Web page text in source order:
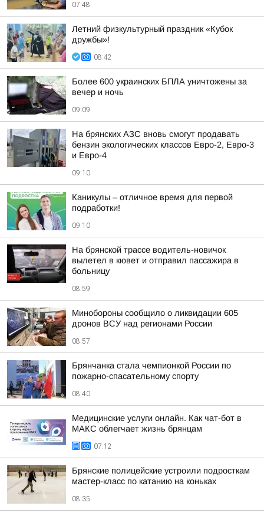
07:48
Летний физкультурный праздник «Кубок
дружбы»!
08:42
Более 600 украинских БПЛА уничтожены за
вечер и ночь
09:09
На брянских АЗС вновь смогут продавать
бензин экологических классов Евро-2, Евро-3
и Евро-4
09:10
Каникулы – отличное время для первой
подработки!
09:10
На брянской трассе водитель-новичок
вылетел в кювет и отправил пассажира в
больницу
08:59
Минобороны сообщило о ликвидации 605
дронов ВСУ над регионами России
08:57
Брянчанка стала чемпионкой России по
пожарно-спасательному спорту
08:40
Медицинские услуги онлайн. Как чат-бот в
МАКС облегчает жизнь брянцам
07:12
Брянские полицейские устроили подросткам
мастер-класс по катанию на коньках
08:35